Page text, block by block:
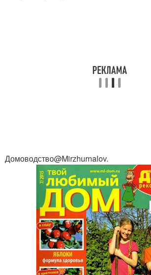
Домоводство@Mirzhurnalov.